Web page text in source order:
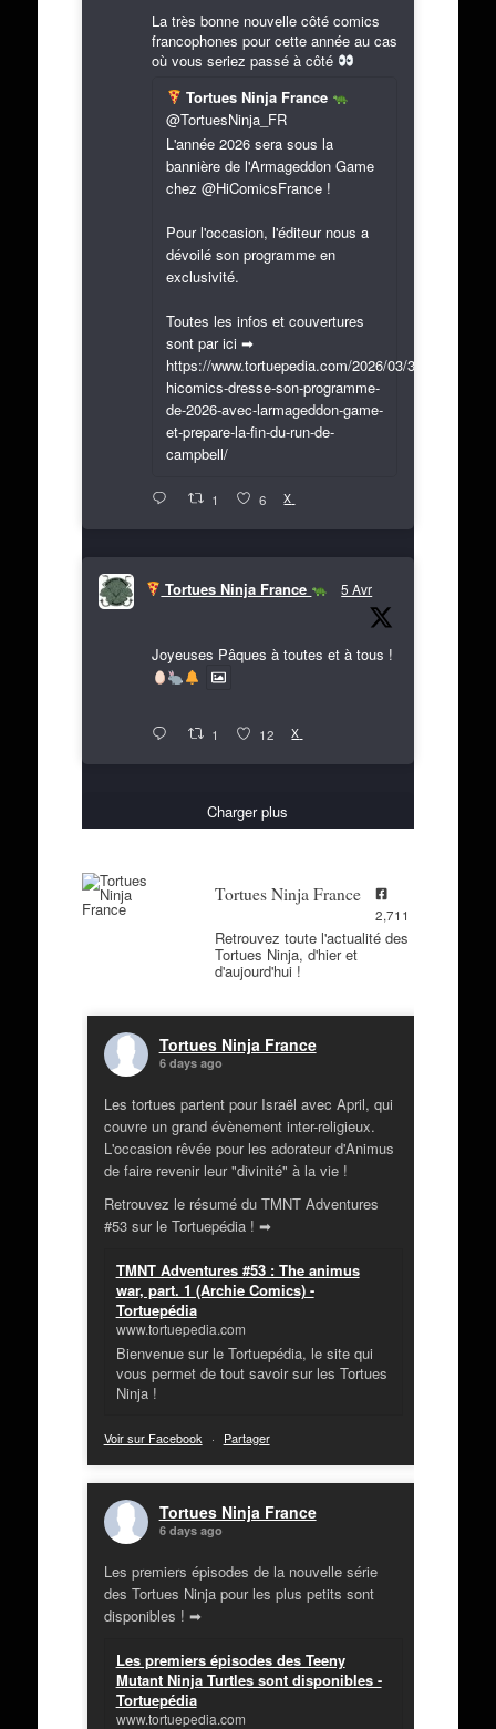
La très bonne nouvelle côté comics
francophones pour cette année au cas
où vous seriez passé à côté
Tortues Ninja France
@TortuesNinja_FR
L'année 2026 sera sous la
bannière de l'Armageddon Game
chez @HiComicsFrance !
Pour l'occasion, l'éditeur nous a
dévoilé son programme en
exclusivité.
Toutes les infos et couvertures
sont par ici ➡
https://www.tortuepedia.com/2026/03/31/exclusif-
hicomics-dresse-son-programme-
de-2026-avec-larmageddon-game-
et-prepare-la-fin-du-run-de-
campbell/
1 6 X
Tortues Ninja France 5 Avr
Joyeuses Pâques à toutes et à tous !
1 12 X
Charger plus
Tortues Ninja France
2,711
Retrouvez toute l'actualité des
Tortues Ninja, d'hier et
d'aujourd'hui !
Tortues Ninja France
6 days ago
Les tortues partent pour Israël avec April, qui
couvre un grand évènement inter-religieux.
L'occasion rêvée pour les adorateur d'Animus
de faire revenir leur "divinité" à la vie !
Retrouvez le résumé du TMNT Adventures
#53 sur le Tortuepédia ! ➡
TMNT Adventures #53 : The animus
war, part. 1 (Archie Comics) -
Tortuepédia
www.tortuepedia.com
Bienvenue sur le Tortuepédia, le site qui
vous permet de tout savoir sur les Tortues
Ninja !
Voir sur Facebook · Partager
Tortues Ninja France
6 days ago
Les premiers épisodes de la nouvelle série
des Tortues Ninja pour les plus petits sont
disponibles ! ➡
Les premiers épisodes des Teeny
Mutant Ninja Turtles sont disponibles -
Tortuepédia
www.tortuepedia.com